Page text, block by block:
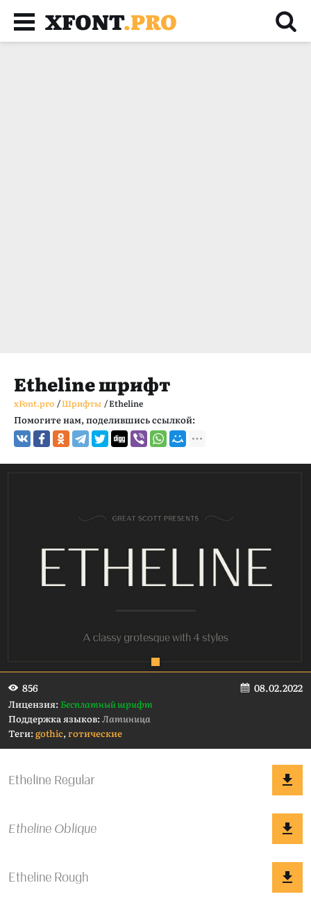
XFONT.PRO
Etheline шрифт
xFont.pro /Шрифты /Etheline
Помогите нам, поделившись ссылкой:
856 08.02.2022
Лицензия: Бесплатный шрифт
Поддержка языков:Латиница
Теги:gothic, готические